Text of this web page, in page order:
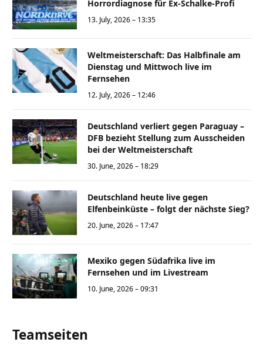
Horrordiagnose für Ex-Schalke-Profi
13. July, 2026 – 13:35
Weltmeisterschaft: Das Halbfinale am
Dienstag und Mittwoch live im
Fernsehen
12. July, 2026 – 12:46
Deutschland verliert gegen Paraguay –
DFB bezieht Stellung zum Ausscheiden
bei der Weltmeisterschaft
30. June, 2026 – 18:29
Deutschland heute live gegen
Elfenbeinküste – folgt der nächste Sieg?
20. June, 2026 – 17:47
Mexiko gegen Südafrika live im
Fernsehen und im Livestream
10. June, 2026 – 09:31
Teamseiten